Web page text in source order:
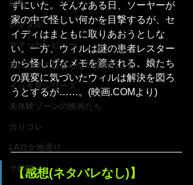
Hulu
レンタル
サクッとレビュー
酒のツマミにならない映画のこと
イッキ見シリーズ
未体験ゾーンの映画たち
カリコレ
LAロケ地巡り
その他
ずにいた。そんなある日、ソーヤーが
家の中で怪しい何かを目撃するが、セ
イディはまともに取りあおうとしな
い。一方、ウィルは謎の患者レスター
から怪しげなメモを渡される。娘たち
の異変に気づいたウィルは解決を図ろ
うとするが……。(映画.COMより)
【感想(ネタバレなし)】